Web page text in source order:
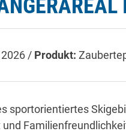
2026 / Produkt:
sportorientiertes